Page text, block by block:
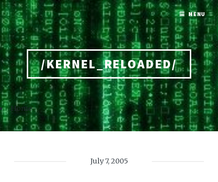
/KERNEL_RELOADED/
Home
July 7, 2005
MENU